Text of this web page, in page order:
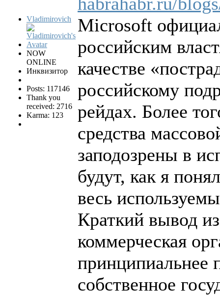
Vladimirovich
NOW
ONLINE
Инквизитор
Posts: 117146
Thank you
received: 2716
Karma: 123
Microsoft
российским
качестве
российскому
рейдах. Более
средства
заподозрены в
будут, как я
весь
Краткий вывод
коммерческая
собственное